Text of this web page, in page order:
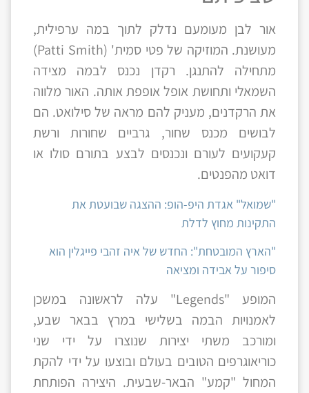
אור לבן מעומעם נדלק לתוך במה ערפילית,
מעושנת. המוזיקה של פטי סמית' (Patti Smith)
מתחילה להתנגן. רקדן נכנס לבמה מצידה
השמאלי ותחושת אופל אופפת אותה. האור מלווה
את הרקדנים, מעניק להם מראה של סילואט. הם
לבושים מכנס שחור, גרביים שחורות ורשת
קעקועים לעורם ונכנסים לבצע בתורם סולו או
דואט מהפנטים.
"שמואל" אגדת היפ-הופ: ההצגה שבועטת את
התקינות מחוץ לדלת
"הארץ המובטחת": החדש של איה זהבי פייגלין הוא
סיפור על אבידה ומציאה
המופע "Legends" עלה לראשונה במשכן
לאמנויות הבמה בשלישי במרץ בבאר שבע,
ומורכב משתי יצירות שנוצרו על ידי שני
כוריאוגרפים הטובים בעולם ובוצעו על ידי להקת
המחול "קמע" הבאר-שבעית. היצירה הפותחת